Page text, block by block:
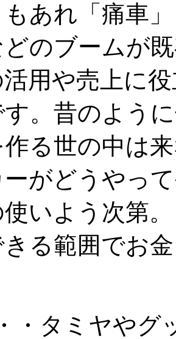
あれ「痛車
のブームが
用や売上に
す。昔のよう
作る世の中は
ーがどうやっ
いよう次第
きる範囲でお
・タミヤやグ